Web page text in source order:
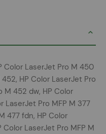
Color LaserJet Pro M 450
HP Color LaserJet Pro
M 452 dw, HP Color
LaserJet Pro MFP M 377
477 fdn, HP Color
Color LaserJet Pro MFP M